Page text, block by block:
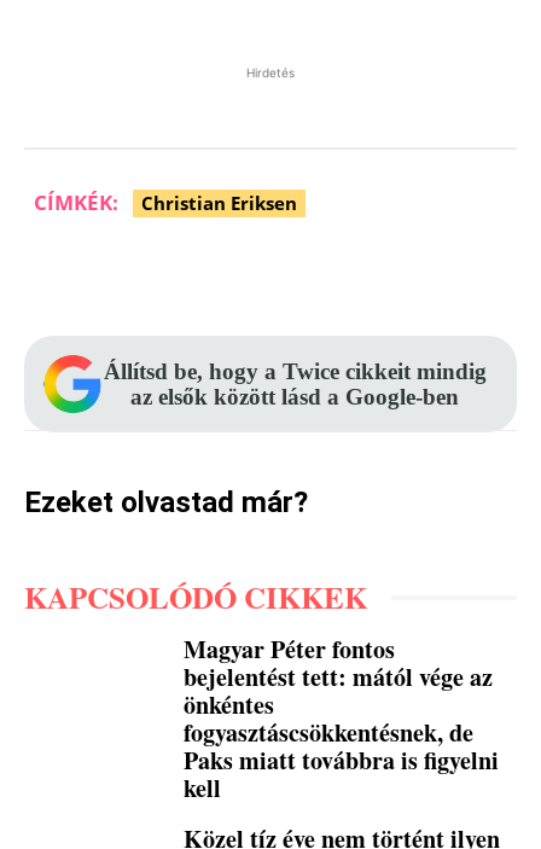
Hirdetés
CÍMKÉK: Christian Eriksen
Állítsd be, hogy a Twice cikkeit mindig
az elsők között lásd a Google-ben
Ezeket olvastad már?
KAPCSOLÓDÓ CIKKEK
Magyar Péter fontos
bejelentést tett: mától vége az
önkéntes
fogyasztáscsökkentésnek, de
Paks miatt továbbra is figyelni
kell
Közel tíz éve nem történt ilyen